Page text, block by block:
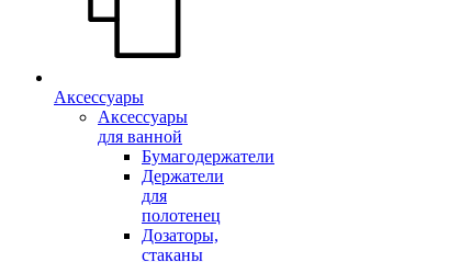
Аксессуары
Аксессуары
для ванной
Бумагодержатели
Держатели
для
полотенец
Дозаторы,
стаканы